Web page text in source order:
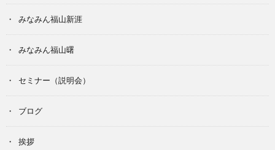
みなみん福山新涯
みなみん福山曙
セミナー（説明会）
ブログ
挨拶